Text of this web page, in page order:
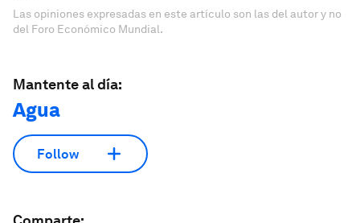
Las opiniones expresadas en este artículo son las del autor y no
del Foro Económico Mundial.
Mantente al día:
Agua
Follow